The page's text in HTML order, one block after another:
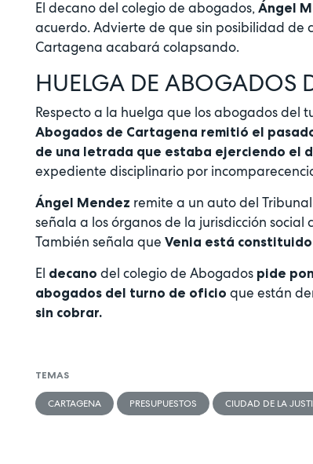
El decano del colegio de abogados, Ángel
acuerdo. Advierte de que sin posibilidad de
Cartagena acabará colapsando.
HUELGA DE ABOGADOS
Respecto a la huelga que los abogados del
Abogados de Cartagena remitió el
de una letrada que estaba ejerciendo el
expediente disciplinario por
Ángel Mendez remite a un auto del
señala a los órganos de la jurisdicción
También señala que Venia está
El decano del colegio de Abogados pide
abogados del turno de oficio que están
sin cobrar.
TEMAS
CARTAGENA PRESUPUESTOS CIUDAD DE LA